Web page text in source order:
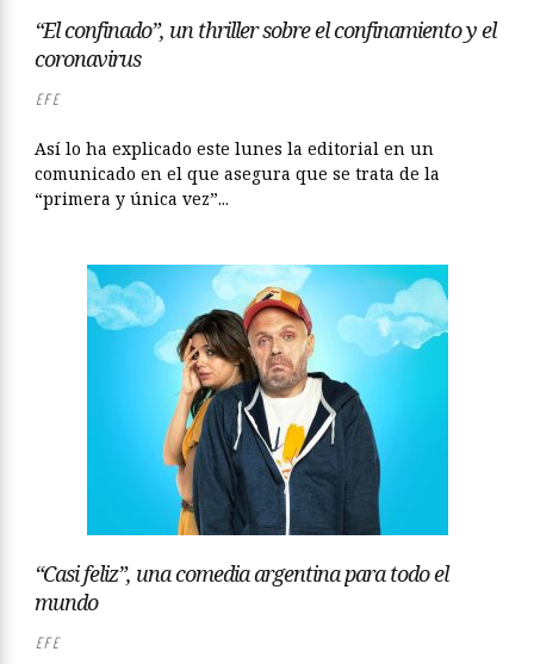
“El confinado”, un thriller sobre el confinamiento y el
coronavirus
EFE
Así lo ha explicado este lunes la editorial en un
comunicado en el que asegura que se trata de la
“primera y única vez”...
“Casi feliz”, una comedia argentina para todo el
mundo
EFE